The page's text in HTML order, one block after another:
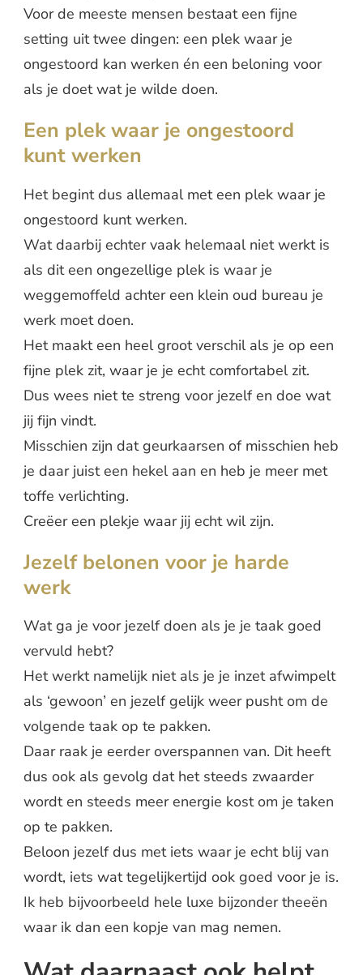
Voor de meeste mensen bestaat een fijne
setting uit twee dingen: een plek waar je
ongestoord kan werken én een beloning voor
als je doet wat je wilde doen.
Een plek waar je ongestoord
kunt werken
Het begint dus allemaal met een plek waar je
ongestoord kunt werken.
Wat daarbij echter vaak helemaal niet werkt is
als dit een ongezellige plek is waar je
weggemoffeld achter een klein oud bureau je
werk moet doen.
Het maakt een heel groot verschil als je op een
fijne plek zit, waar je je echt comfortabel zit.
Dus wees niet te streng voor jezelf en doe wat
jij fijn vindt.
Misschien zijn dat geurkaarsen of misschien heb
je daar juist een hekel aan en heb je meer met
toffe verlichting.
Creëer een plekje waar jij echt wil zijn.
Jezelf belonen voor je harde
werk
Wat ga je voor jezelf doen als je je taak goed
vervuld hebt?
Het werkt namelijk niet als je je inzet afwimpelt
als ‘gewoon’ en jezelf gelijk weer pusht om de
volgende taak op te pakken.
Daar raak je eerder overspannen van. Dit heeft
dus ook als gevolg dat het steeds zwaarder
wordt en steeds meer energie kost om je taken
op te pakken.
Beloon jezelf dus met iets waar je echt blij van
wordt, iets wat tegelijkertijd ook goed voor je is.
Ik heb bijvoorbeeld hele luxe bijzonder theeën
waar ik dan een kopje van mag nemen.